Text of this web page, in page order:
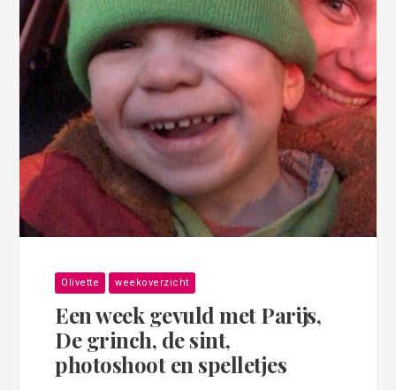
Olivette weekoverzicht
Een week gevuld met Parijs,
De grinch, de sint,
photoshoot en spelletjes